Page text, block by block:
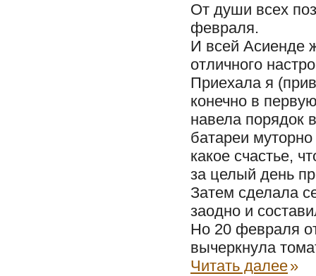
От души всех
февраля.
И всей Асиенде
отличного
Приехала я
конечно в
навела порядок
батареи
какое счастье,
за целый день
Затем сделала
заодно и
Но 20 февраля
вычеркнула
Читать далее»